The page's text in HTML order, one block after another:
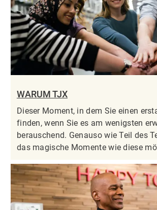
WARUM TJX
Dieser Moment, in dem Sie einen
finden, wenn Sie es am wenigsten
berauschend. Genauso wie Teil des
das magische Momente wie diese